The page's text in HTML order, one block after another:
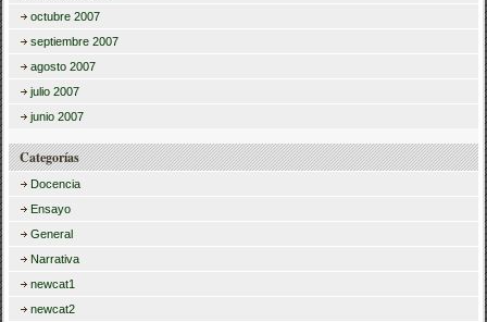
octubre 2007
septiembre 2007
agosto 2007
julio 2007
junio 2007
Categorías
Docencia
Ensayo
General
Narrativa
newcat1
newcat2